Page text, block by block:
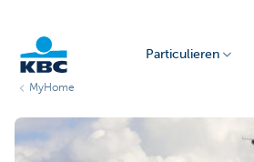
Particulieren
MyHome